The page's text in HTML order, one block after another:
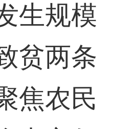
生规模
贫两条
焦农民